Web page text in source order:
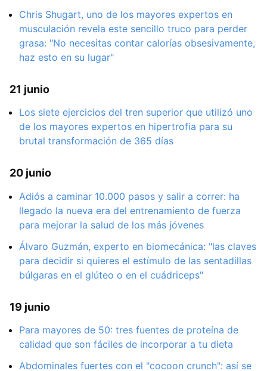
Chris Shugart, uno de los mayores expertos en
musculación revela este sencillo truco para perder
grasa: "No necesitas contar calorías obsesivamente,
haz esto en su lugar"
21 junio
Los siete ejercicios del tren superior que utilizó uno
de los mayores expertos en hipertrofia para su
brutal transformación de 365 días
20 junio
Adiós a caminar 10.000 pasos y salir a correr: ha
llegado la nueva era del entrenamiento de fuerza
para mejorar la salud de los más jóvenes
Álvaro Guzmán, experto en biomecánica: "las claves
para decidir si quieres el estímulo de las sentadillas
búlgaras en el glúteo o en el cuádriceps"
19 junio
Para mayores de 50: tres fuentes de proteína de
calidad que son fáciles de incorporar a tu dieta
Abdominales fuertes con el "cocoon crunch": así se